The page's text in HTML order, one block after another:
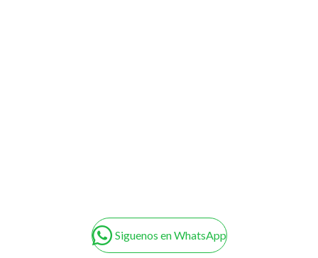
Siguenos en WhatsApp